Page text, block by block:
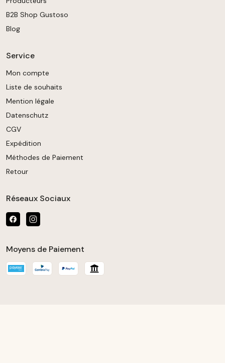
B2B Shop Gustoso
Blog
Service
Mon compte
Liste de souhaits
Mention légale
Datenschutz
CGV
Expédition
Méthodes de Paiement
Retour
Réseaux Sociaux
Moyens de Paiement